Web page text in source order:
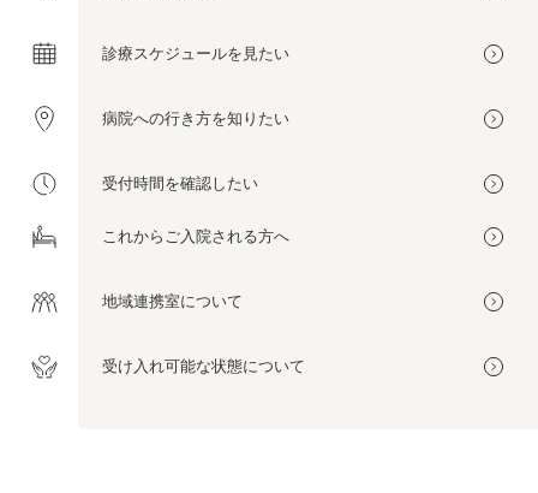
診療スケジュールを 見たい
病院への行き方を知りたい
受付時間を確認したい
これから ご入院される方へ
地域連携室について
受け入れ可能な状態について